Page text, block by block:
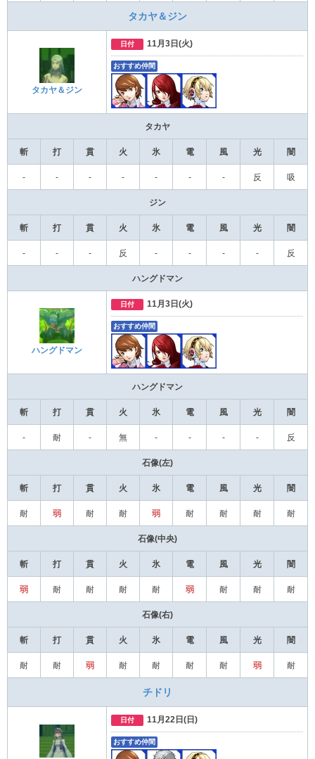
タカヤ＆ジン
タカヤ＆ジン
日付 11月3日(火)
おすすめ仲間
タカヤ
斬 打 貫 火 氷 電 風 光 闇
- - - - - - - 反 吸
ジン
斬 打 貫 火 氷 電 風 光 闇
- - - 反 - - - - 反
ハングドマン
ハングドマン
日付 11月3日(火)
おすすめ仲間
ハングドマン
斬 打 貫 火 氷 電 風 光 闇
- 耐 - 無 - - - - 反
石像(左)
斬 打 貫 火 氷 電 風 光 闇
耐 弱 耐 耐 弱 耐 耐 耐 耐
石像(中央)
斬 打 貫 火 氷 電 風 光 闇
弱 耐 耐 耐 耐 弱 耐 耐 耐
石像(右)
斬 打 貫 火 氷 電 風 光 闇
耐 耐 弱 耐 耐 耐 耐 弱 耐
チドリ
日付 11月22日(日)
おすすめ仲間